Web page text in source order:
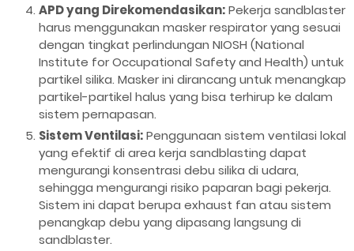
APD yang Direkomendasikan:Pekerja sandblaster
harus menggunakan masker respirator yang sesuai
dengan tingkat perlindungan NIOSH (National
Institute for Occupational Safety and Health) untuk
partikel silika. Masker ini dirancang untuk menangkap
partikel-partikel halus yang bisa terhirup ke dalam
sistem pernapasan.
Sistem Ventilasi:Penggunaan sistem ventilasi lokal
yang efektif di area kerja sandblasting dapat
mengurangi konsentrasi debu silika di udara,
sehingga mengurangi risiko paparan bagi pekerja.
Sistem ini dapat berupa exhaust fan atau sistem
penangkap debu yang dipasang langsung di
sandblaster.